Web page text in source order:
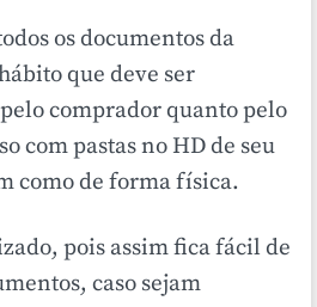
os documentos da
que deve ser
comprador quanto pelo
com pastas no HD de seu
como de forma física.
pois assim fica fácil de
caso sejam